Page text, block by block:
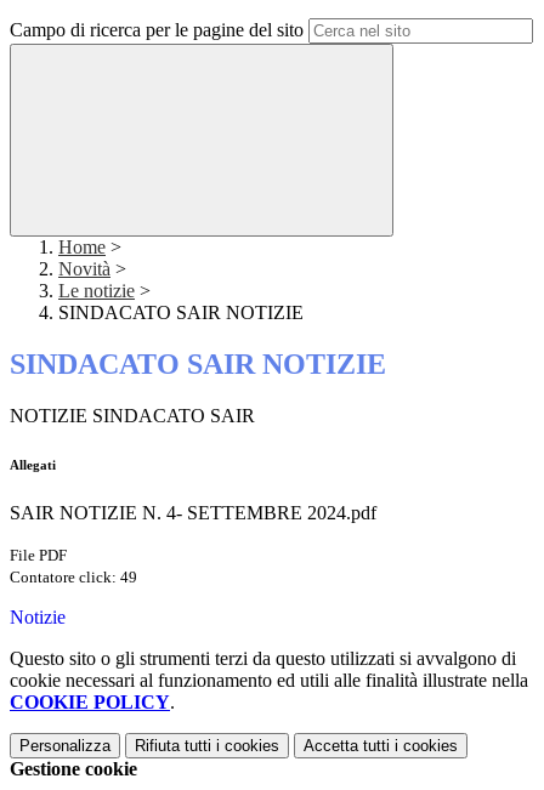
Campo di ricerca per le pagine del sito
Home >
Novità >
Le notizie >
SINDACATO SAIR NOTIZIE
SINDACATO SAIR NOTIZIE
NOTIZIE SINDACATO SAIR
Allegati
SAIR NOTIZIE N. 4- SETTEMBRE 2024.pdf
File PDF
Contatore click: 49
Notizie
Questo sito o gli strumenti terzi da questo utilizzati si avvalgono di
cookie necessari al funzionamento ed utili alle finalità illustrate nella
COOKIE POLICY.
Personalizza Rifiuta tutti i cookies Accetta tutti i cookies
Gestione cookie